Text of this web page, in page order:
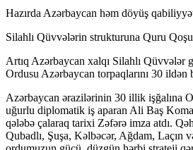
Hacklink panel
Hacklink Panel
Illuminati
Hacklink
Hacklink Panel
Hacklink
Hazırda Azərbaycan həm döyüş
Silahlı Qüvvələrin strukturuna Quru
Artıq Azərbaycan xalqı Silahlı
Ordusu Azərbaycan torpaqlarını 30 ildən
Azərbaycan ərazilərinin 30 illik işğalına
uğurlu diplomatik iş aparan Ali Baş
qələbə çalaraq tarixi Zəfərə imza atdı.
Qubadlı, Şuşa, Kəlbəcər, Ağdam, Laçın